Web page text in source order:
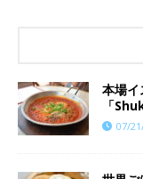
本場イ
「
07/